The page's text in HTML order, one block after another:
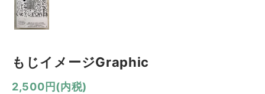
もじイメージGraphic
2,500円(内税)